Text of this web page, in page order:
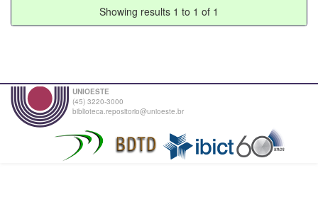
Showing results 1 to 1 of 1
UNIOESTE
(45) 3220-3000
biblioteca.repositorio@unioeste.br